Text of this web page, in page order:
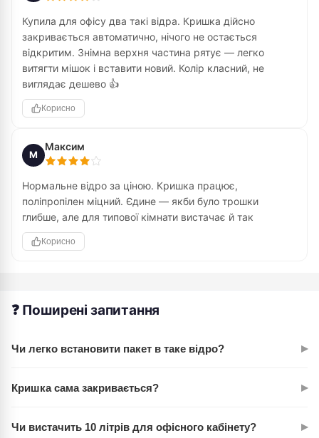
Купила для офісу два такі відра. Кришка дійсно
закривається автоматично, нічого не остається
відкритим. Знімна верхня частина рятує — легко
витягти мішок і вставити новий. Колір класний, не
виглядає дешево 👍
Корисно
М
Максим
Нормальне відро за ціною. Кришка працює,
поліпропілен міцний. Єдине — якби було трошки
глибше, але для типової кімнати вистачає й так
Корисно
❓ Поширені запитання
Чи легко встановити пакет в таке відро? ▸
ви просто вкладаєте пакет. Не потрібно воювати з тісною
Кришка сама закривається? ▸
положення автоматично після того, як ви припиняєте
Чи вистачить 10 літрів для офісного кабінету? ▸